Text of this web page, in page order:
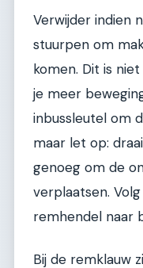
Verwijder indien
stuurpen om
komen. Dit is
je meer
inbussleutel om
maar let op:
genoeg om de
verplaatsen.
remhendel naar
Bij de remklauw